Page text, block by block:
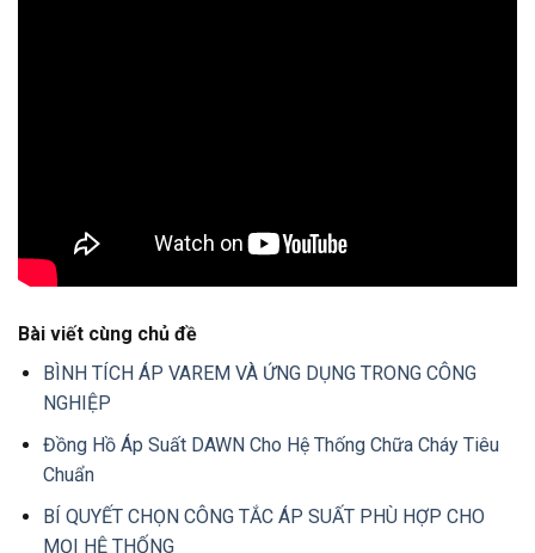
Bài viết cùng chủ đề
BÌNH TÍCH ÁP VAREM VÀ ỨNG DỤNG TRONG CÔNG
NGHIỆP
Đồng Hồ Áp Suất DAWN Cho Hệ Thống Chữa Cháy Tiêu
Chuẩn
BÍ QUYẾT CHỌN CÔNG TẮC ÁP SUẤT PHÙ HỢP CHO
MỌI HỆ THỐNG